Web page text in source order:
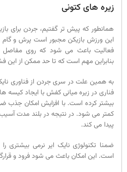
زیره های کتونی
همانطور که پیش تر گفتیم، جردن برای
این ورزش بازیکن مجبور است پرش و گام
فعالیت باعث می شود که روی مفاصل
بنابراین مهم است که تا حد ممکن از این
به همین علت در سری جردن از فناوری
فناری در زیره میانی کفش با ایجاد کیسه
بیشتر کرده است. با افزایش امکان جذب
کمتر می شود. در نتیجه در بلند مدت
پیدا می کند.
ضمنا تکنولوژی نایک ایر نرمی بیشتری
است. این امکان باعث می شود فرود و